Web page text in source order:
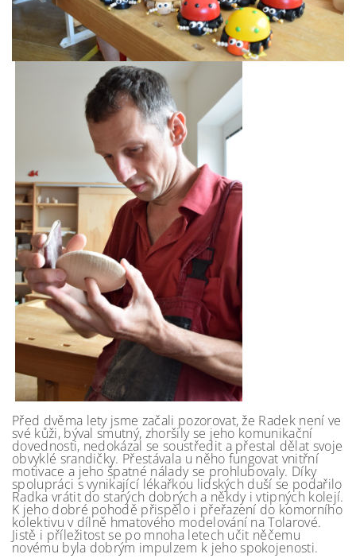
Před dvěma lety jsme začali pozorovat, že Radek není ve
své kůži, býval smutný, zhoršily se jeho komunikační
dovednosti, nedokázal se soustředit a přestal dělat svoje
obvyklé srandičky. Přestávala u něho fungovat vnitřní
motivace a jeho špatné nálady se prohlubovaly. Díky
spolupráci s vynikající lékařkou lidských duší se podařilo
Radka vrátit do starých dobrých a někdy i vtipných kolejí.
K jeho dobré pohodě přispělo i přeřazení do komorního
kolektivu v dílně hmatového modelování na Tolarové.
Jistě i příležitost se po mnoha letech učit něčemu
novému byla dobrým impulzem k jeho spokojenosti.